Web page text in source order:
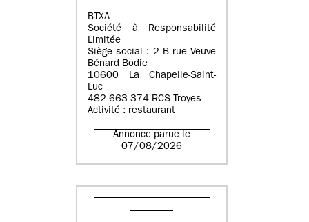
BTXA
Société à Responsabilité
Limitée
Siège social : 2 B rue Veuve
Bénard Bodie
10600 La Chapelle-Saint-
Luc
482 663 374 RCS Troyes
Activité : restaurant
Annonce parue le
07/08/2026